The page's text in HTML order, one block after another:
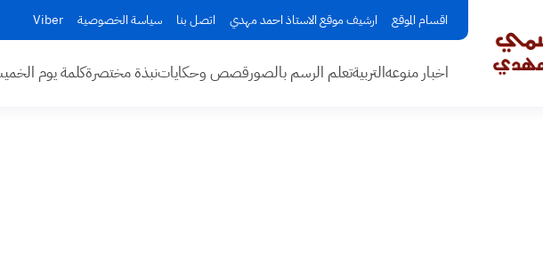
اقسام الموقع ارشيف موقع الاستاذ احمد مهدي اتصل بنا سياسة الخصوصية Viber
اخبار منوعهالتربيةتعلم الرسم بالصورقصص وحكاياتنبذة مختصرةكلمة يوم